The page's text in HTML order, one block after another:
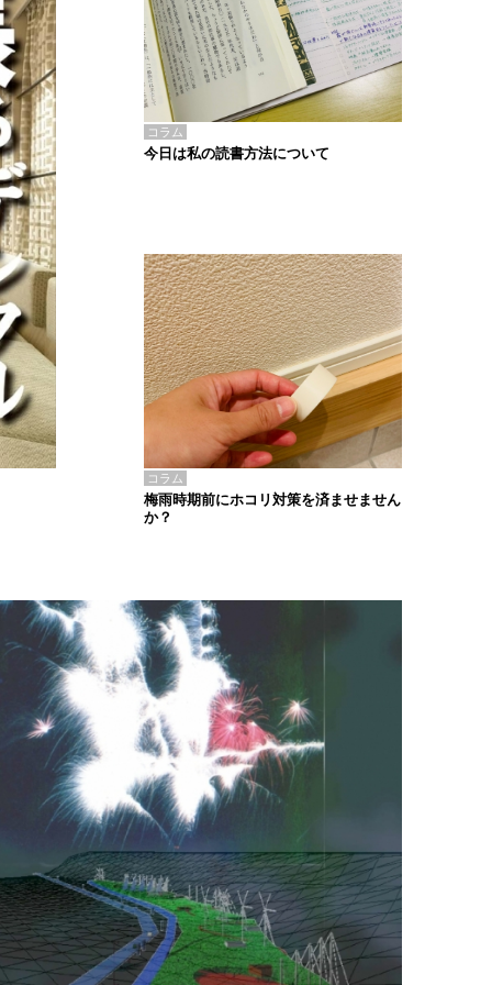
コラム
今日は私の読書方法について
コラム
梅雨時期前にホコリ対策を済ませません
か？